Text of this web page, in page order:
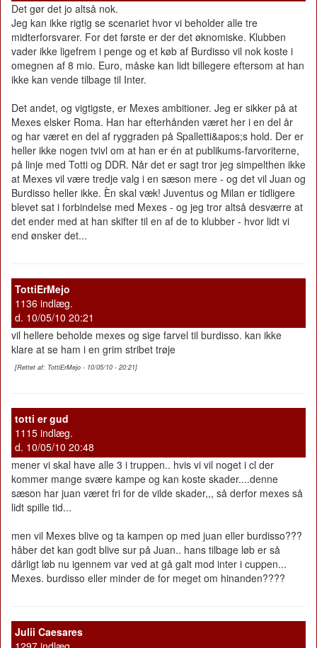
Det gør det jo altså nok.
Jeg kan ikke rigtig se scenariet hvor vi beholder alle tre
midterforsvarer. For det første er der det øknomiske. Klubben
vader ikke ligefrem i penge og et køb af Burdisso vil nok koste i
omegnen af 8 mio. Euro, måske kan lidt billegere eftersom at han
ikke kan vende tilbage til Inter.
Det andet, og vigtigste, er Mexes ambitioner. Jeg er sikker på at
Mexes elsker Roma. Han har efterhånden været her i en del år
og har været en del af ryggraden på Spalletti&apos;s hold. Der er
heller ikke nogen tvivl om at han er én at publikums-farvoriterne,
på linje med Totti og DDR. Når det er sagt tror jeg simpelthen ikke
at Mexes vil være tredje valg i en sæson mere - og det vil Juan og
Burdisso heller ikke. Èn skal væk! Juventus og Milan er tidligere
blevet sat i forbindelse med Mexes - og jeg tror altså desværre at
det ender med at han skifter til en af de to klubber - hvor lidt vi
end ønsker det...
TottiErMejo
1136 indlæg.
d. 10/05/10 20:21
vil hellere beholde mexes og sige farvel til burdisso. kan ikke
klare at se ham i en grim stribet trøje
[Rettet af: TottiErMejo - 10/05/10 - 20:21]
totti er gud
1115 indlæg.
d. 10/05/10 20:48
mener vi skal have alle 3 i truppen.. hvis vi vil noget i cl der
kommer mange svære kampe og kan koste skader....denne
sæson har juan været fri for de vilde skader,,, så derfor mexes så
lidt spille tid...
men vil Mexes blive og ta kampen op med juan eller burdisso???
håber det kan godt blive sur på Juan.. hans tilbage løb er så
dårligt løb nu igennem var ved at gå galt mod inter i cuppen...
Mexes. burdisso eller minder de for meget om hinanden????
Julii Caesares